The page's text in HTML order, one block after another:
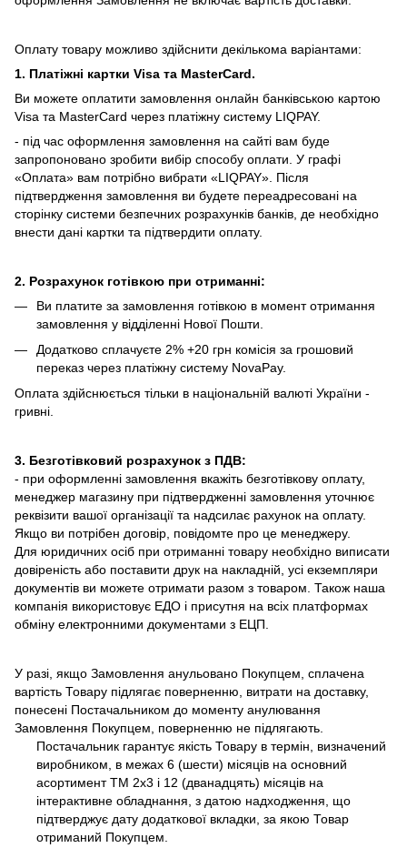
Оплату товару можливо здійснити декількома варіантами:
1. Платіжні картки Visa та MasterCard.
Ви можете оплатити замовлення онлайн банківською картою
Visa та MasterCard через платіжну систему LIQPAY.
- під час оформлення замовлення на сайті вам буде
запропоновано зробити вибір способу оплати. У графі
«Оплата» вам потрібно вибрати «LIQPAY». Після
підтвердження замовлення ви будете переадресовані на
сторінку системи безпечних розрахунків банків, де необхідно
внести дані картки та підтвердити оплату.
2. Розрахунок готівкою при отриманні:
Ви платите за замовлення готівкою в момент отримання
замовлення у відділенні Нової Пошти.
Додатково сплачуєте 2% +20 грн комісія за грошовий
переказ через платіжну систему NovaPay.
Оплата здійснюється тільки в національній валюті України -
гривні.
3. Безготівковий розрахунок з ПДВ:
- при оформленні замовлення вкажіть безготівкову оплату,
менеджер магазину при підтвердженні замовлення уточнює
реквізити вашої організації та надсилає рахунок на оплату.
Якщо ви потрібен договір, повідомте про це менеджеру.
Для юридичних осіб при отриманні товару необхідно виписати
довіреність або поставити друк на накладній, усі екземпляри
документів ви можете отримати разом з товаром. Також наша
компанія використовує ЕДО і присутня на всіх платформах
обміну електронними документами з ЕЦП.
У разі, якщо Замовлення анульовано Покупцем, сплачена
вартість Товару підлягає поверненню, витрати на доставку,
понесені Постачальником до моменту анулювання
Замовлення Покупцем, поверненню не підлягають.
Постачальник гарантує якість Товару в термін, визначений
виробником, в межах 6 (шести) місяців на основний
асортимент ТМ 2х3 і 12 (дванадцять) місяців на
інтерактивне обладнання, з датою надходження, що
підтверджує дату додаткової вкладки, за якою Товар
отриманий Покупцем.